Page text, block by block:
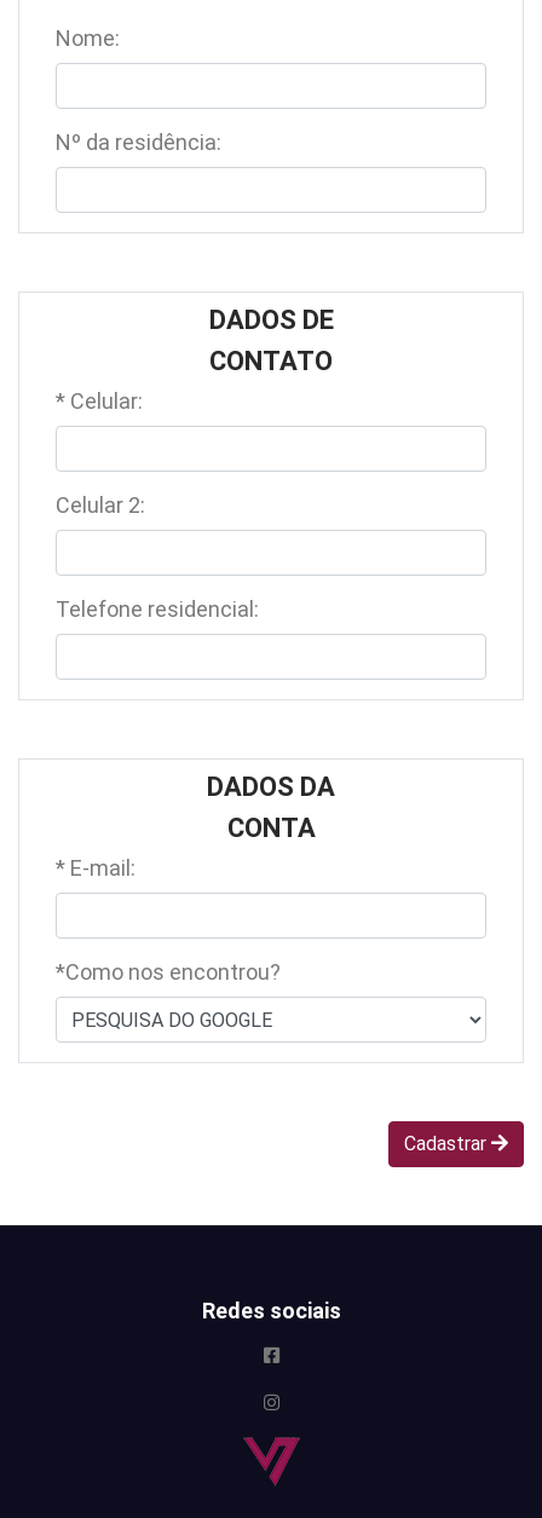
Nome:
Nº da residência:
DADOS DE
CONTATO
* Celular:
Celular 2:
Telefone residencial:
DADOS DA
CONTA
* E-mail:
*Como nos encontrou?
Cadastrar
Redes sociais